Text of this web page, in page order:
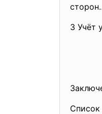
3 Учёт
3.1
3.2